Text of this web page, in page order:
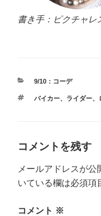
書き手：ピクチャレ
カ
ゴ
9/10：コーデ
タ
バイカー、 ライダー、
コメントを残す
メールアドレスが公
いている欄は必須項
コメント ※